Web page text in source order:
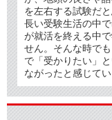
を左右する試験だと
長い受験生活の中
が就活を終える中
せん。そんな時で
で「受かりたい」
ながったと感じてい